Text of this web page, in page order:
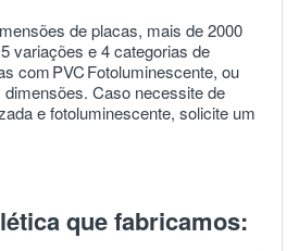
de placas, mais de 2000
variações e 4 categorias de
comPVCFotoluminescente, ou
Caso necessite de
e fotoluminescente, solicite um
que fabricamos: